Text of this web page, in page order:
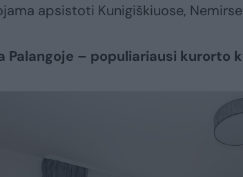
apsistoti Kunigiškiuose,
Palangoje – populiariausi kurorto